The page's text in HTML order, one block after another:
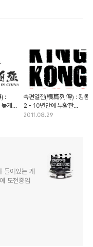
) :
게
속편열전(續篇列傳) : 킹콩
2 - 10년만에 부활한
킹콩의 로맨스
2011.08.29
들어있는 개
도전중입